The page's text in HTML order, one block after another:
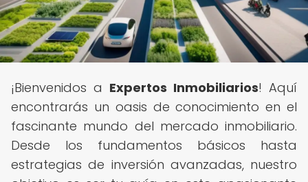
¡Bienvenidos a Expertos Inmobiliarios! Aquí
encontrarás un oasis de conocimiento en el
fascinante mundo del mercado inmobiliario.
Desde los fundamentos básicos hasta
estrategias de inversión avanzadas, nuestro